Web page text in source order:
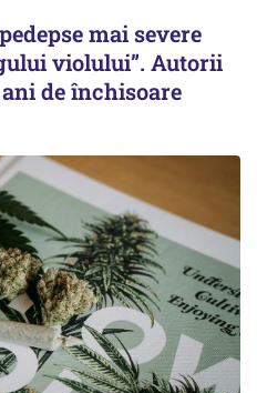
mai severe
violului”. Autorii
de închisoare